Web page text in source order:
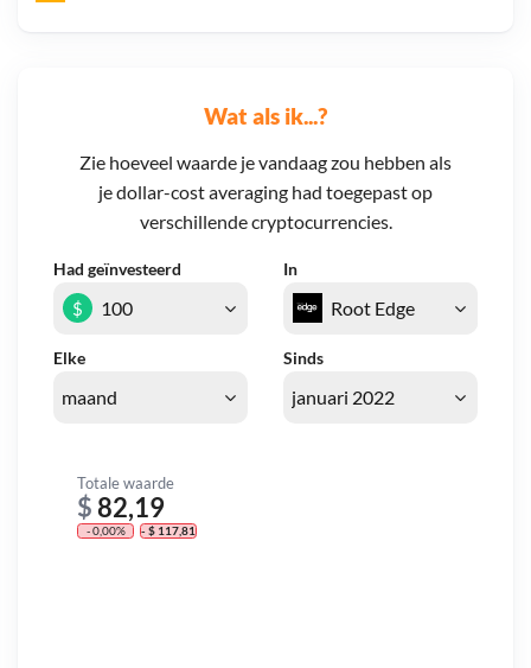
Wat als ik...?
Zie hoeveel waarde je vandaag zou hebben als
je dollar-cost averaging had toegepast op
verschillende cryptocurrencies.
Had geïnvesteerd In
Elke Sinds
$
Totale waarde
$ 82,19
- 0,00% - $ 117,81